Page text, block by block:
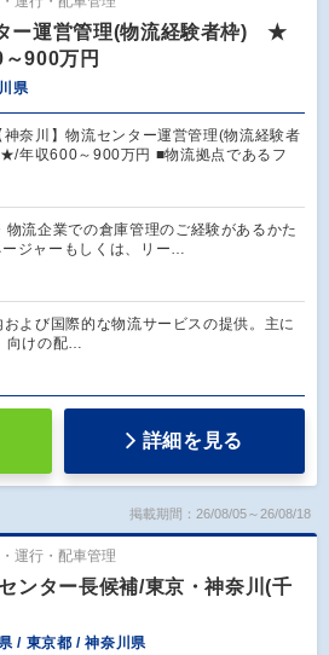
ター運営管理(物流経験者枠) ★
900万円
県
神奈川】物流センター運営管理(物流経験者
収600～900万円 ■物流拠点であるフ
物流企業での倉庫管理のご経験があるかた
ージャーもしくは、リー…
および国際的な物流サービスの提供。主に
向けの配…
詳細を見る
掲載期間：26/08/05～26/08/18
運行・配車管理
ンター長候補/東京・神奈川(千
/ 東京都 / 神奈川県